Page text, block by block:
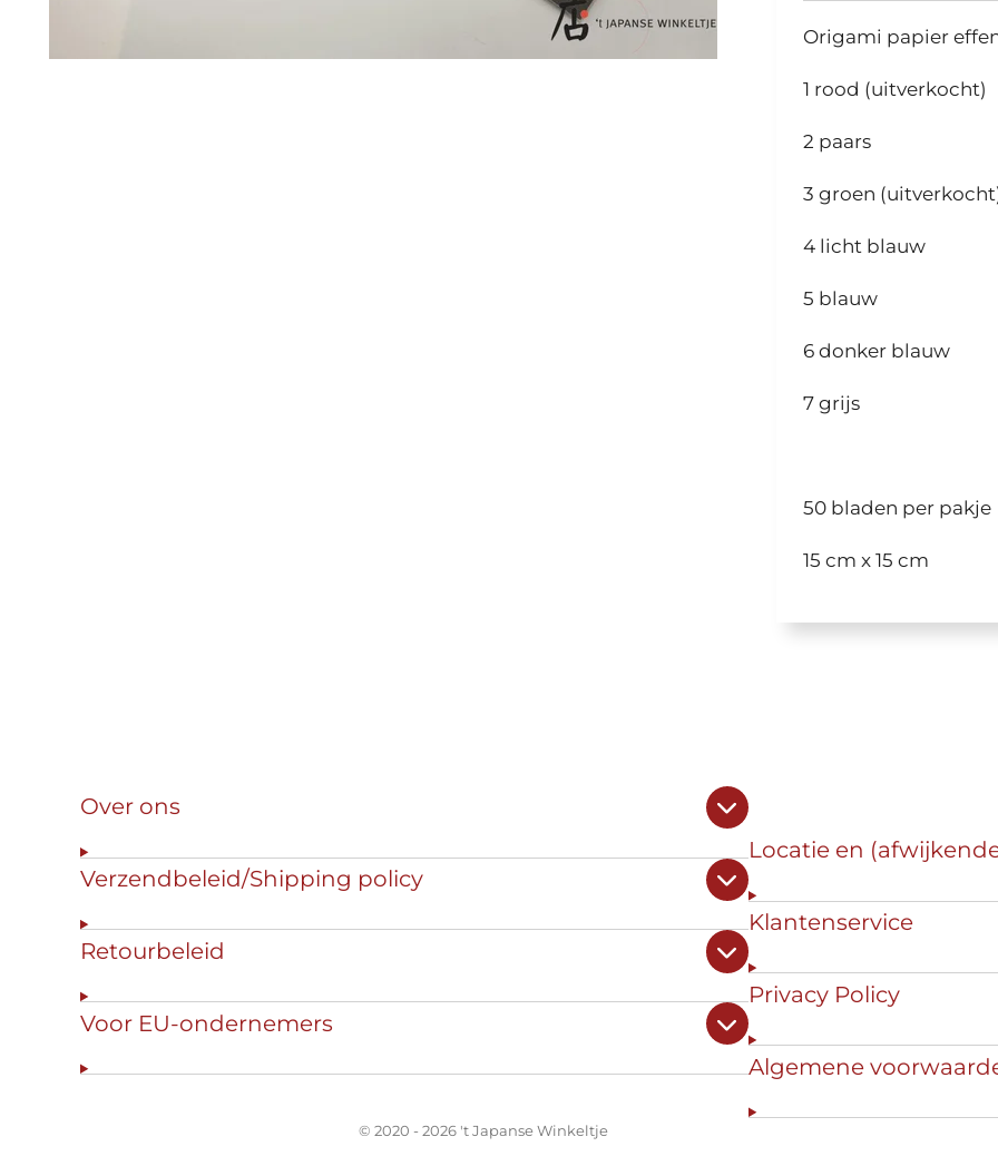
Origami papier
1 rood (uitverkocht)
2 paars
3 groen
4 licht blauw
5 blauw
6 donker blauw
7 grijs
50 bladen per pakje
15 cm x 15 cm
Over ons
Verzendbeleid/Shipping policy
Retourbeleid
Voor EU-ondernemers
Locatie en
Klantenservice
Privacy Policy
Algemene
© 2020 - 2026 't Japanse Winkeltje